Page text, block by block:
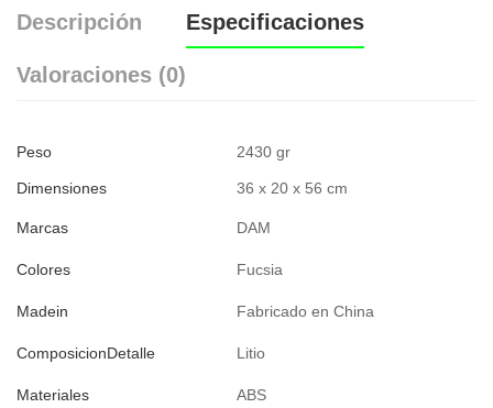
Descripción Especificaciones
Valoraciones (0)
Peso 2430 gr
Dimensiones 36 x 20 x 56 cm
Marcas DAM
Colores Fucsia
Madein Fabricado en China
ComposicionDetalle Litio
Materiales ABS